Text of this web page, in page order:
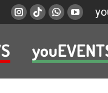
Instagram
opens
new
Viber
opens
in
new
Whatsapp
opens
in
new
opens
in
new
überhaupt
brauchst einfach ein